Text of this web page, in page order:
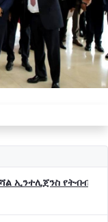
ኢንተሊጀንስ የትብብር